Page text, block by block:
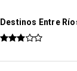
Destinos Entre